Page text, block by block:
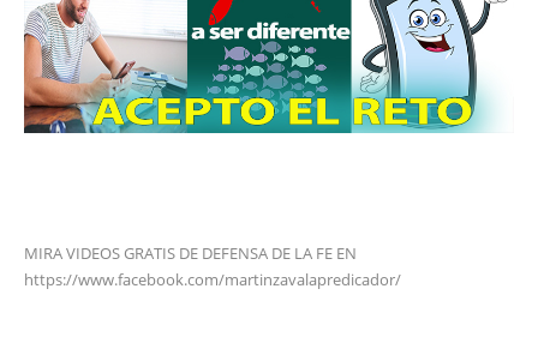
MIRA VIDEOS GRATIS DE DEFENSA DE LA FE EN
https://www.facebook.com/martinzavalapredicador/